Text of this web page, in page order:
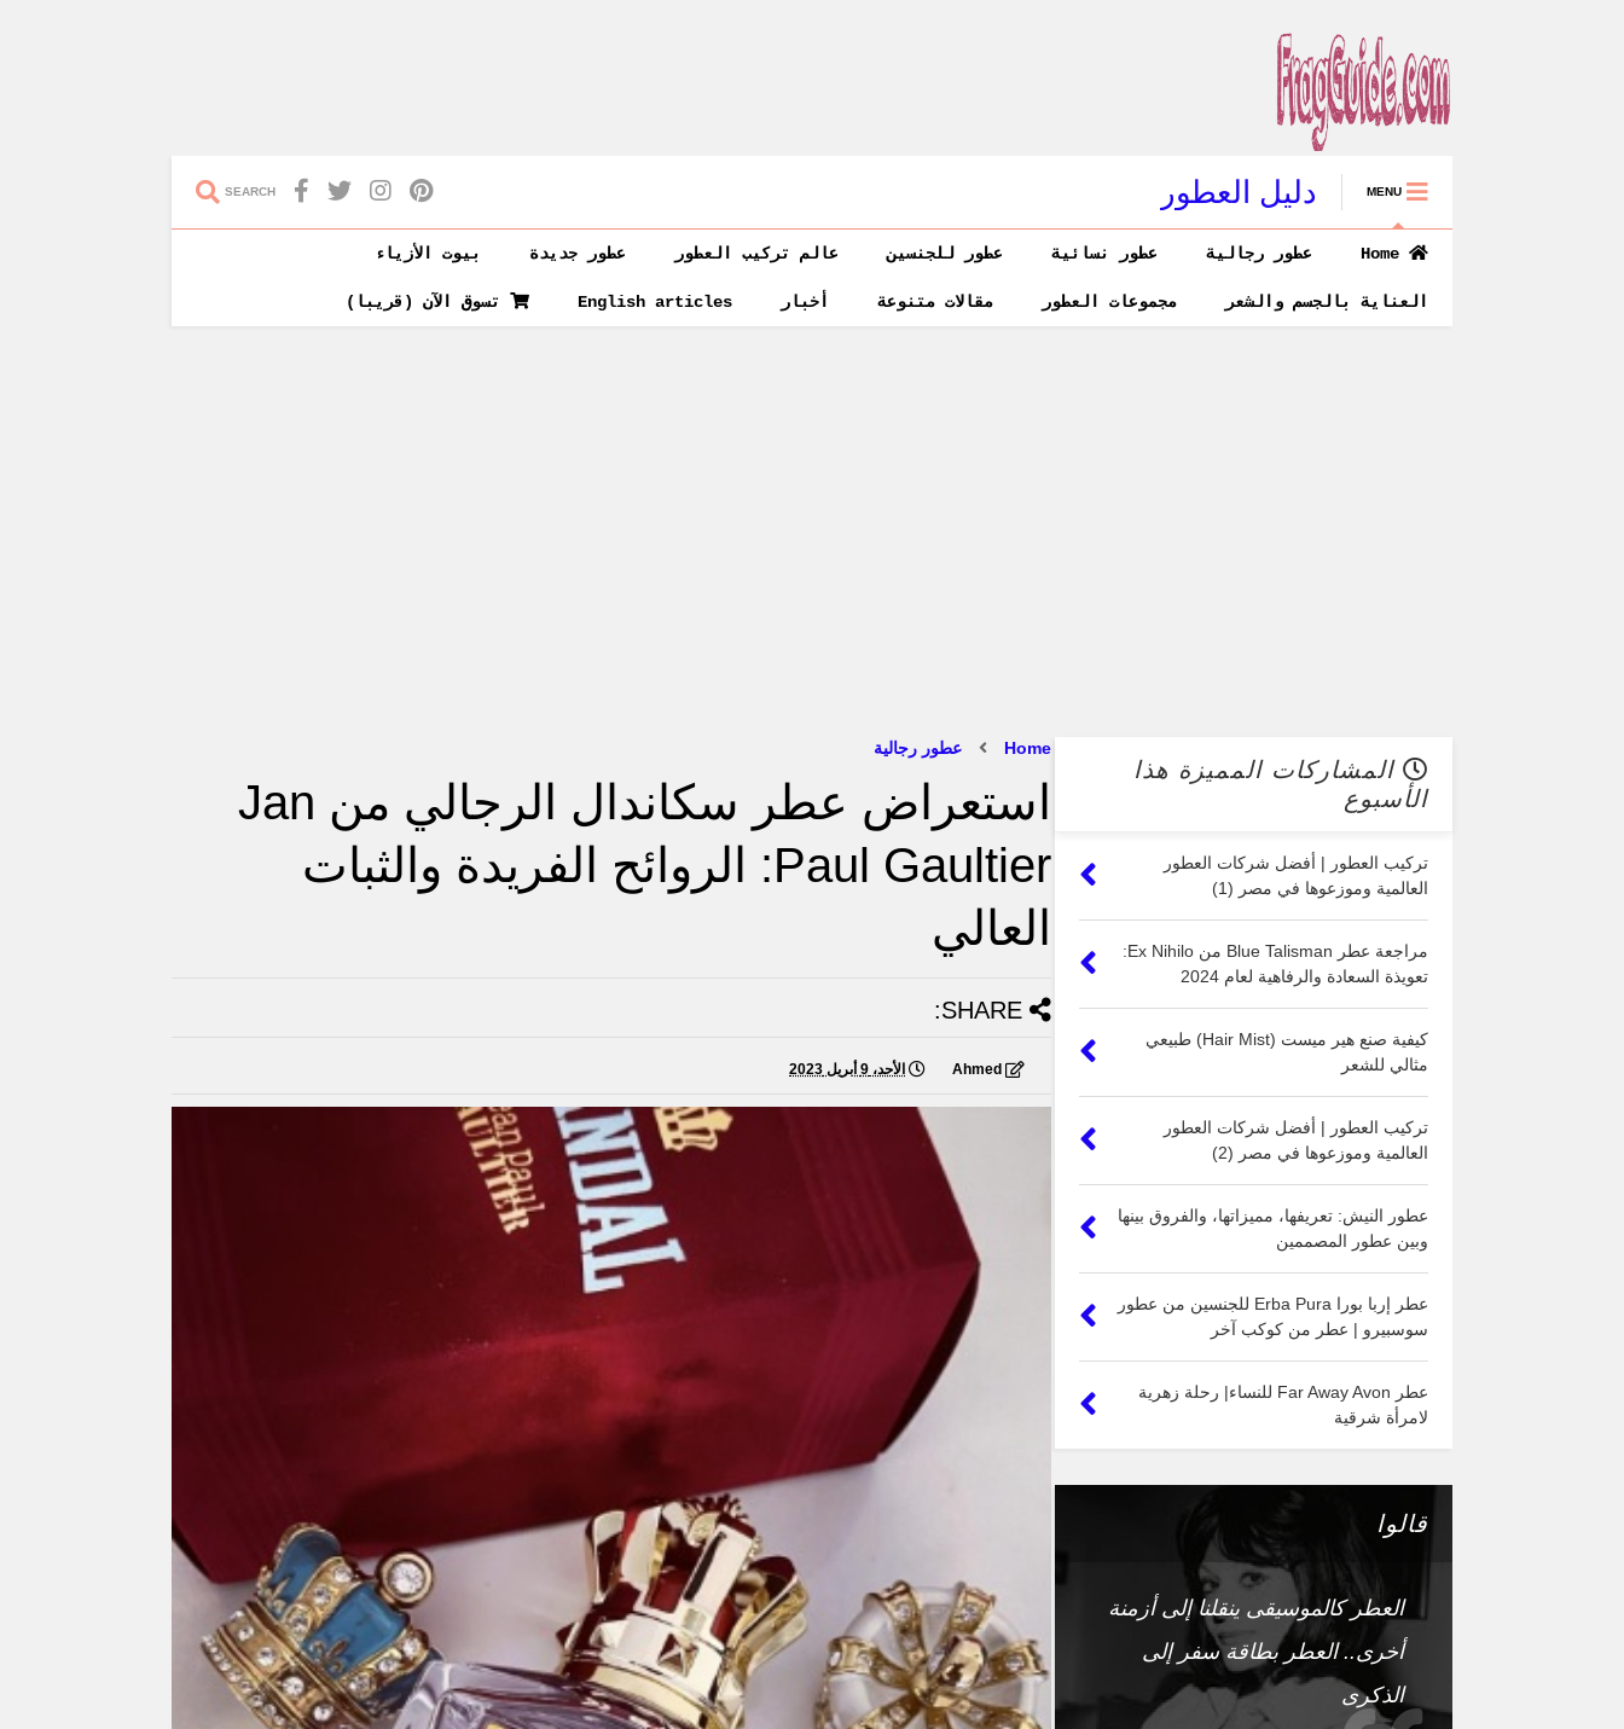
MENU دليل العطور SEARCH
عطور رجالية عطور نسائية عطور للجنسين عالم تركيب العطور عطور جديدة بيوت الأزياء
العناية بالجسم والشعر مجموعات العطور مقالات متنوعة أخبار English articles تسوق الآن (قريبا)
Home عطور رجالية
استعراض عطر سكاندال الرجالي من Jan
Paul Gaultier: الروائح الفريدة والثبات
العالي
SHARE:
Ahmed الأحد، 9 أبريل 2023
المشاركات المميزة هذا
الأسبوع
تركيب العطور | أفضل شركات العطور
العالمية وموزعوها في مصر (1)
مراجعة عطر Blue Talisman من Ex Nihilo:
تعويذة السعادة والرفاهية لعام 2024
كيفية صنع هير ميست (Hair Mist) طبيعي
مثالي للشعر
تركيب العطور | أفضل شركات العطور
العالمية وموزعوها في مصر (2)
عطور النيش: تعريفها، مميزاتها، والفروق بينها
وبين عطور المصممين
عطر إربا بورا Erba Pura للجنسين من عطور
سوسبيرو | عطر من كوكب آخر
عطر Far Away Avon للنساء| رحلة زهرية
لامرأة شرقية
قالوا
العطر كالموسيقى ينقلنا إلى أزمنة
أخرى.. العطر بطاقة سفر إلى
الذكرى